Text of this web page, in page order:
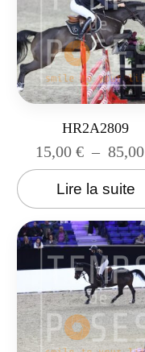
HR2A2809
15,00 € – 85,00
Lire la suite